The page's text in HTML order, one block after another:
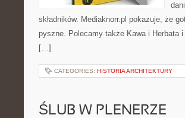
składników. Mediaknorr.pl pokazuje, że
pyszne. Polecamy także Kawa i Herbata
[…]
CATEGORIES: HISTORIA ARCHITEKTURY
ŚLUB W PLENERZE